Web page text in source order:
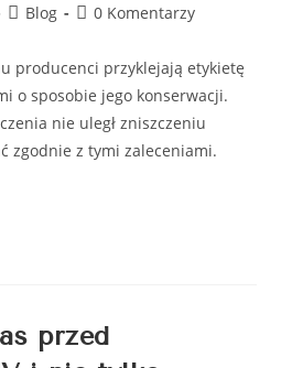
Blog 0 Komentarzy
producenci przyklejają etykietę
o sposobie jego konserwacji.
nie uległ zniszczeniu
zgodnie z tymi zaleceniami.
przed